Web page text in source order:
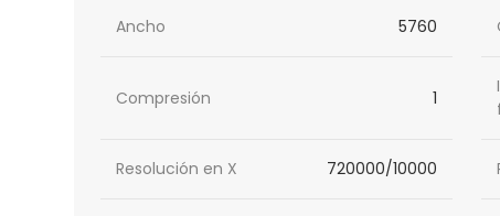
Ancho 5760
Compresión 1
Resolución en X 720000/10000